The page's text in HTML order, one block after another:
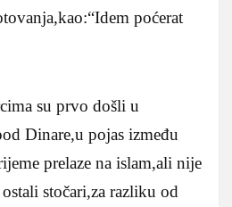
poćerat
su prvo došli u
Dinare,u pojas između
prelaze na islam,ali nije
stočari,za razliku od